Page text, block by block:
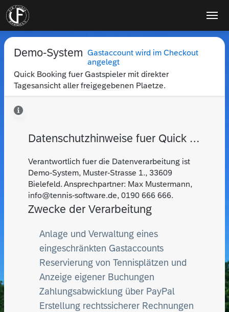
Demo-System Gastaccount wird im Checkout
angelegt
Quick Booking fuer Gastspieler mit direkter
Tagesansicht aller freigegebenen Plaetze.
Datenschutzhinweise fuer Quick Booking
Verantwortlich fuer die Datenverarbeitung ist
Demo-System, Muster-Strasse 1., 33609
Bielefeld. Ansprechpartner: Max Mustermann,
info@tennis-software.de, 0190 666 666.
Zwecke der Verarbeitung
Anlage und Verwaltung eines
eingeschränkten Gastaccounts
Reservierung von Tennisplätzen und
Anzeige eigener Buchungen
Zahlungsabwicklung über PayPal
Erstellung rechtssicherer Rechnungen